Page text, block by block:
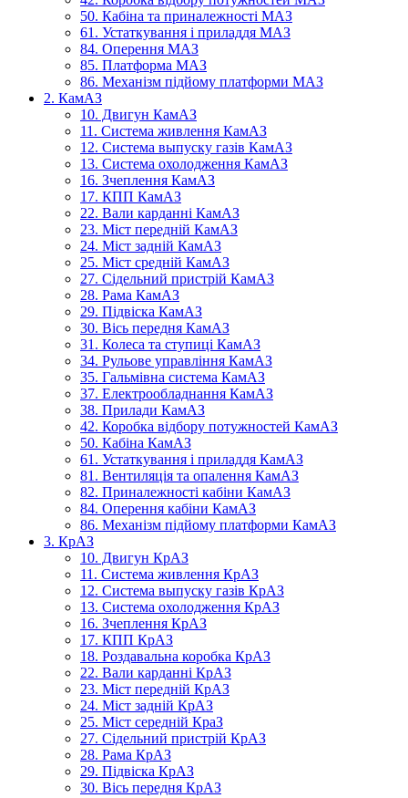
50. Кабіна та приналежності МАЗ
61. Устаткування і приладдя МАЗ
84. Оперення МАЗ
85. Платформа МАЗ
86. Механізм підйому платформи МАЗ
2. КамАЗ
10. Двигун КамАЗ
11. Система живлення КамАЗ
12. Система выпуску газів КамАЗ
13. Система охолодження КамАЗ
16. Зчеплення КамАЗ
17. КПП КамАЗ
22. Вали карданні КамАЗ
23. Міст передній КамАЗ
24. Міст задній КамАЗ
25. Міст средній КамАЗ
27. Сідельний пристрій КамАЗ
28. Рама КамАЗ
29. Підвіска КамАЗ
30. Вісь передня КамАЗ
31. Колеса та ступиці КамАЗ
34. Рульове управління КамАЗ
35. Гальмівна система КамАЗ
37. Електрообладнання КамАЗ
38. Прилади КамАЗ
42. Коробка відбору потужностей КамАЗ
50. Кабіна КамАЗ
61. Устаткування і приладдя КамАЗ
81. Вентиляція та опалення КамАЗ
82. Приналежності кабіни КамАЗ
84. Оперення кабіни КамАЗ
86. Механізм підйому платформи КамАЗ
3. КрАЗ
10. Двигун КрАЗ
11. Система живлення КрАЗ
12. Система выпуску газів КрАЗ
13. Система охолодження КрАЗ
16. Зчеплення КрАЗ
17. КПП КрАЗ
18. Роздавальна коробка КрАЗ
22. Вали карданні КрАЗ
23. Міст передній КрАЗ
24. Міст задній КрАЗ
25. Міст середній КраЗ
27. Сідельний пристрій КрАЗ
28. Рама КрАЗ
29. Підвіска КрАЗ
30. Вісь передня КрАЗ